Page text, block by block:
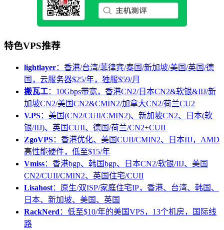
特色VPS推荐
lightlayer：香港/台湾/菲律宾/泰国/新加坡/美国/英国/德
国，云服务器$25/年，独服$59/月
搬瓦工：10Gbps带宽，香港CN2/日本CN2&软银&IIJ/新
加坡CN2/美国CN2&CMIN2/加拿大CN2/荷兰CU2
V.PS：美国(CN2/CUII/CMIN2)、新加坡CN2、日本(软
银/IIJ)、英国CUII、德国/荷兰/CN2+CUII
ZgoVPS：香港优化、美国CUII/CMIN2、日本IIJ，AMD
高性能硬件，低至$15/年
Vmiss：香港bgp、韩国bgp、日本CN2/软银/IIJ、美国
CN2/CUII/CMIN2、英国住宅/CUII
Lisahost：原生/双ISP/家庭住宅IP，香港、台湾、韩国、
日本、新加坡、美国、英国
RackNerd ：低至$10/年的美国VPS，13个机房，国际线
路